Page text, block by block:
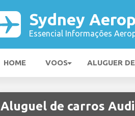
Sydney
Essencial Informações
HOME VOOS ALUGUER
Aluguel de carros